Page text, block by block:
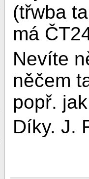
(třwba
má
Nevíte
něčem
popř.
Díky. J.